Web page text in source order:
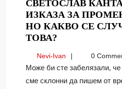
СВЕТОСЛАВ
ИЗКАЗА ЗА
НО КАКВО СЕ
ТОВА?
СЕ
ИЗКАЗА
ЗА
Nevi-IvanNevi-
Ivan
0
Може би сте забелязали, че в нашето семейство
сме склонни да пишем от